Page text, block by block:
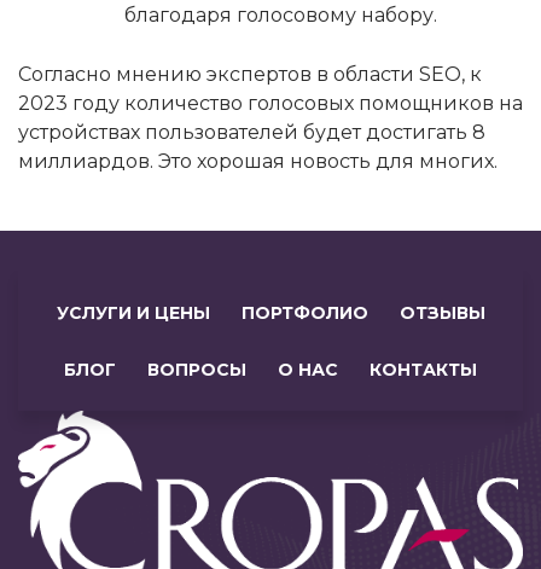
благодаря голосовому набору.
Согласно мнению экспертов в области SEO, к
2023 году количество голосовых помощников на
устройствах пользователей будет достигать 8
миллиардов. Это хорошая новость для многих.
УСЛУГИ И ЦЕНЫ ПОРТФОЛИО ОТЗЫВЫ
БЛОГ ВОПРОСЫ О НАС КОНТАКТЫ